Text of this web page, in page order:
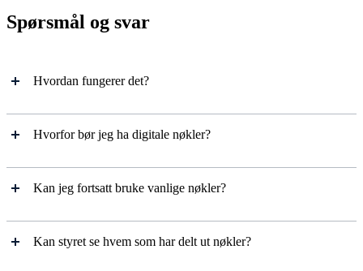
Spørsmål og svar
Hvordan fungerer det?
Hvorfor bør jeg ha digitale nøkler?
Kan jeg fortsatt bruke vanlige nøkler?
Kan styret se hvem som har delt ut nøkler?